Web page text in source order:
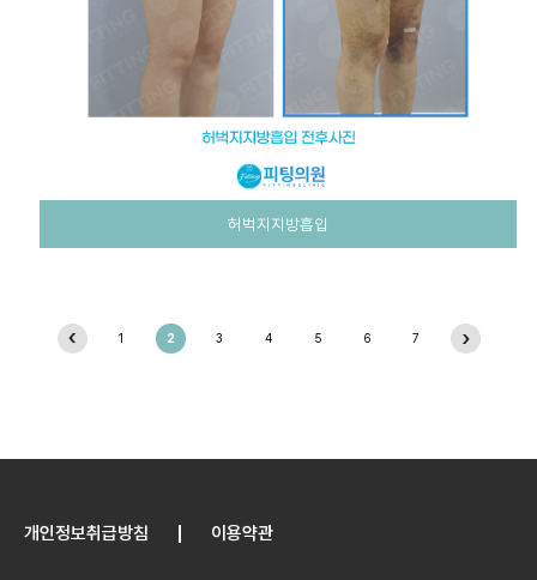
허벅지지방흡입
1 2 3 4 5 6 7
개인정보취급방침 이용약관